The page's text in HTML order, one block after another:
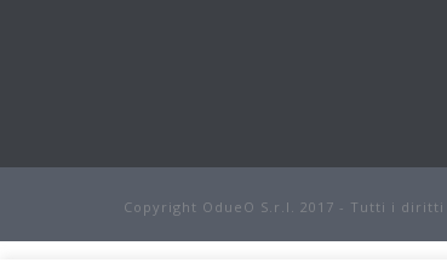
Copyright OdueO S.r.l. 2017 - Tutti i diritti